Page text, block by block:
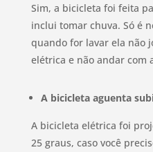
Sim, a bicicleta foi feita
inclui tomar chuva. Só é
quando for lavar ela não
elétrica e não andar com
A bicicleta aguenta
A bicicleta elétrica foi
25 graus, caso você